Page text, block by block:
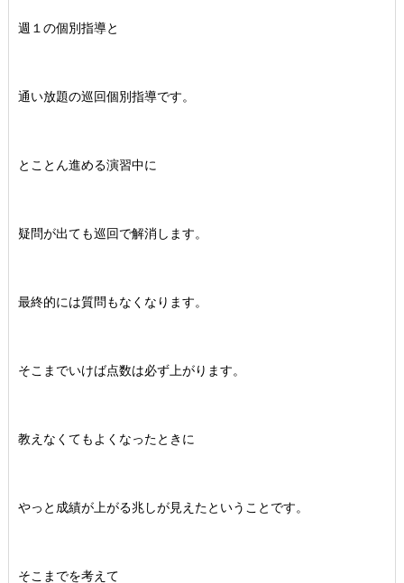
週１の個別指導と
通い放題の巡回個別指導です。
とことん進める演習中に
疑問が出ても巡回で解消します。
最終的には質問もなくなります。
そこまでいけば点数は必ず上がります。
教えなくてもよくなったときに
やっと成績が上がる兆しが見えたということです。
そこまでを考えて